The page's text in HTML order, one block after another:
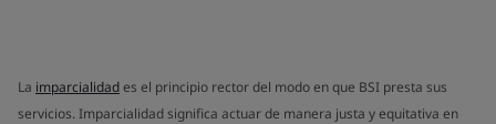
La imparcialidades el principio rector del modo en que BSI presta sus
servicios. Imparcialidad significa actuar de manera justa y equitativa en